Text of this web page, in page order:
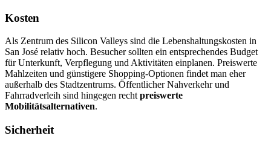
Kosten
Als Zentrum des Silicon Valleys sind die Lebenshaltungskosten in
San José relativ hoch. Besucher sollten ein entsprechendes Budget
für Unterkunft, Verpflegung und Aktivitäten einplanen. Preiswerte
Mahlzeiten und günstigere Shopping-Optionen findet man eher
außerhalb des Stadtzentrums. Öffentlicher Nahverkehr und
Fahrradverleih sind hingegen recht preiswerte
Mobilitätsalternativen.
Sicherheit